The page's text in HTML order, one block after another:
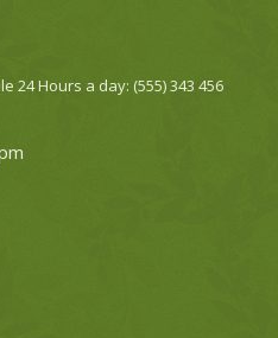
24 Hours a day: (555) 343 456